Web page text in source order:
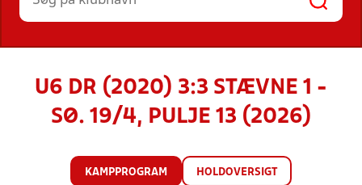
U6 DR (2020) 3:3 STÆVNE 1 -
SØ. 19/4, PULJE 13 (2026)
KAMPPROGRAM HOLDOVERSIGT